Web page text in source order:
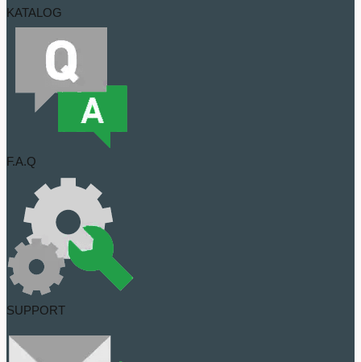
KATALOG
F.A.Q
SUPPORT